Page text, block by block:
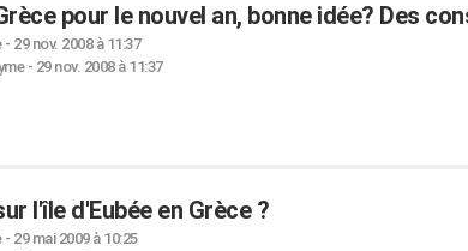
pour le nouvel an, bonne idée? Des
- 29 nov. 2008 à 11:37
- 29 nov. 2008 à 11:37
l'île d'Eubée en Grèce ?
- 29 mai 2009 à 10:25